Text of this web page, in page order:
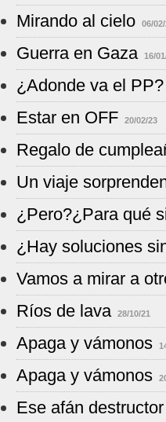
Mirando al cielo 06/
Guerra en Gaza 16/
¿Adonde va el PP?
Estar en OFF 20/02/23
Regalo de
Un viaje
¿Pero?¿Para qué
¿Hay soluciones
Vamos a mirar a
Ríos de lava 28/10/21
Apaga y vámonos
Apaga y vámonos
Ese afán destructor